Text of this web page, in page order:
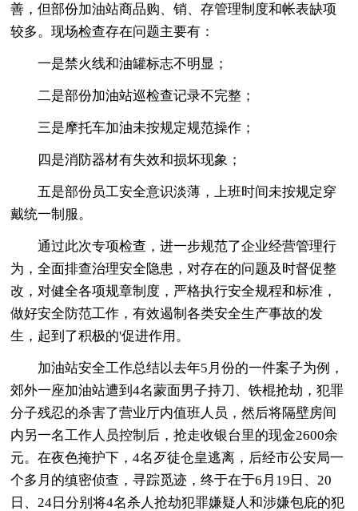
善，但部份加油站商品购、销、存管理制度和帐表缺项
较多。现场检查存在问题主要有：
一是禁火线和油罐标志不明显；
二是部份加油站巡检查记录不完整；
三是摩托车加油未按规定规范操作；
四是消防器材有失效和损坏现象；
五是部份员工安全意识淡薄，上班时间未按规定穿
戴统一制服。
通过此次专项检查，进一步规范了企业经营管理行
为，全面排查治理安全隐患，对存在的问题及时督促整
改，对健全各项规章制度，严格执行安全规程和标准，
做好安全防范工作，有效遏制各类安全生产事故的发
生，起到了积极的'促进作用。
加油站安全工作总结以去年5月份的一件案子为例，
郊外一座加油站遭到4名蒙面男子持刀、铁棍抢劫，犯罪
分子残忍的杀害了营业厅内值班人员，然后将隔壁房间
内另一名工作人员控制后，抢走收银台里的现金2600余
元。在夜色掩护下，4名歹徒仓皇逃离，后经市公安局一
个多月的缜密侦查，寻踪觅迹，终于在于6月19日、20
日、24日分别将4名杀人抢劫犯罪嫌疑人和涉嫌包庇的犯